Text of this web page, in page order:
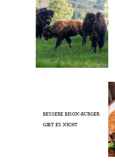
BESSERE BISON-BURGER
GIBT ES NICHT